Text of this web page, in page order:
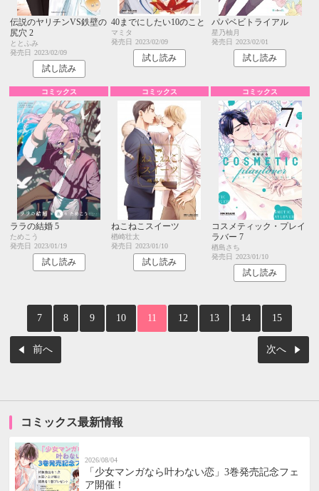
伝説のヤリチンVS鉄壁の
尻穴 2
ととふみ
発売日
2023/02/09
試し読み
40までにしたい10のこと
マミタ
発売日
2023/02/09
試し読み
パパベビトライアル
星乃柚月
発売日
2023/02/01
試し読み
コミックス
ララの結婚 5
ためこう
発売日
2023/01/19
試し読み
コミックス
ねこねこスイーツ
楢崎壮太
発売日
2023/01/10
試し読み
コミックス
コスメティック・プレイ
ラバー 7
楢島さち
発売日
2023/01/10
試し読み
前へ
7 8 9 10 11 12 13 14 15
次へ
コミックス最新情報
2026/08/04
「少女マンガなら叶わない恋」3巻発売記念フェ
ア開催！